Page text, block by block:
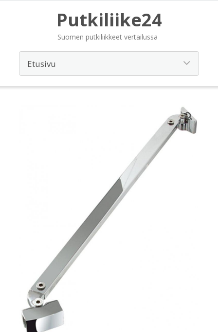
Putkiliike24
Suomen putkiliikkeet vertailussa